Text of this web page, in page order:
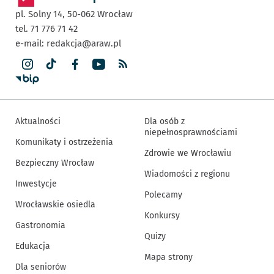
pl. Solny 14, 50-062 Wrocław
tel. 71 776 71 42
e-mail: redakcja@araw.pl
Aktualności
Komunikaty i ostrzeżenia
Bezpieczny Wrocław
Inwestycje
Wrocławskie osiedla
Gastronomia
Edukacja
Dla seniorów
Dla osób z
niepełnosprawnościami
Zdrowie we Wrocławiu
Wiadomości z regionu
Polecamy
Konkursy
Quizy
Mapa strony